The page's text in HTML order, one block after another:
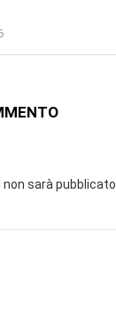
sarà pubblicato.